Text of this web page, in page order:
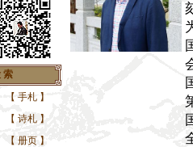
索
【 手札 】
【 诗札 】
【 册页 】